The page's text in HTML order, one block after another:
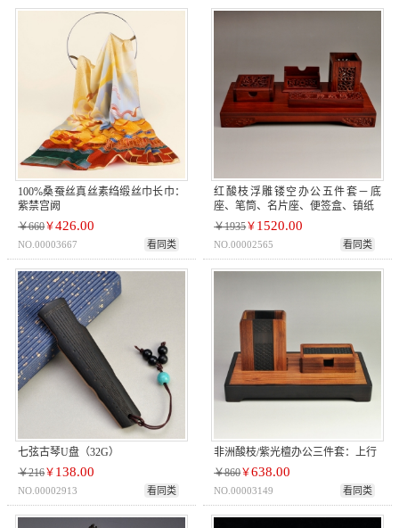
100%桑蚕丝真丝素绉缎丝巾长巾：
紫禁宫阙
￥660￥426.00
NO.00003667 看同类
红酸枝浮雕镂空办公五件套－底
座、笔筒、名片座、便签盒、镇纸
￥1935￥ 1520.00
NO.00002565 看同类
七弦古琴U盘（32G）
￥216￥ 138.00
NO.00002913 看同类
非洲酸枝/紫光檀办公三件套：上行
￥860￥638.00
NO.00003149 看同类